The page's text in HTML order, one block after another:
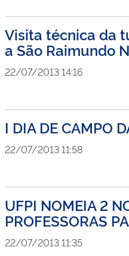
Visita técnica da
a São Raimundo
22/07/2013 14:16
I DIA DE CAMPO
22/07/2013 11:58
UFPI NOMEIA 2
PROFESSORAS
22/07/2013 11:35